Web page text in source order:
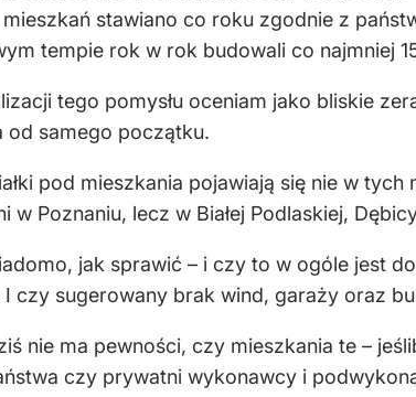
mieszkań stawiano co roku zgodnie z
tempie rok w rok budowali co najmniej
tego pomysłu oceniam jako bliskie
od samego początku.
pod mieszkania pojawiają się nie w
w Poznaniu, lecz w Białej Podlaskiej,
jak sprawić – i czy to w ogóle jest
I czy sugerowany brak wind, garaży oraz
nie ma pewności, czy mieszkania te –
czy prywatni wykonawcy i